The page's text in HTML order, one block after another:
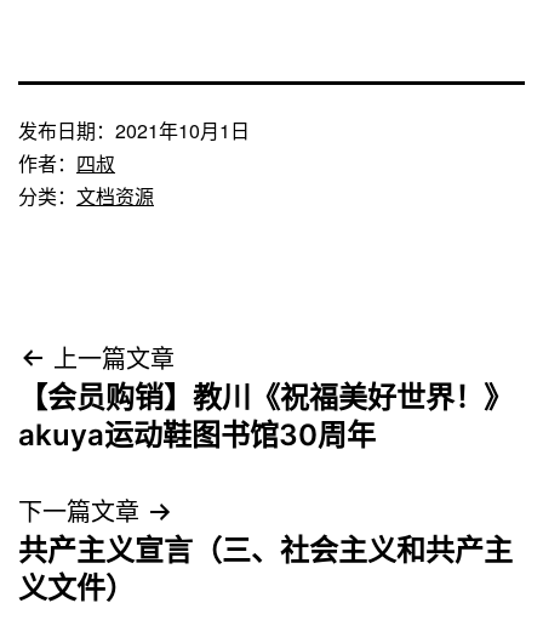
发布日期： 2021年10月1日
作者： 四叔
分类： 文档资源
文
章
航
上一篇文章
【会员购销】教川《祝福美好世界！》
akuya运动鞋图书馆30周年
下一篇文章
共产主义宣言（三、社会主义和共产主
义文件）